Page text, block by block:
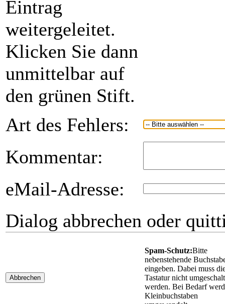
Eintrag
weitergeleitet.
Klicken Sie dann
unmittelbar auf
den grünen Stift.
Art des Fehlers:
Kommentar:
eMail-Adresse:
Dialog abbrechen oder
Abbrechen
Spam-Schutz:Bitte
nebenstehende
eingeben. Dabei muss
Tastatur nicht
werden. Bei Bedarf
Kleinbuchstaben